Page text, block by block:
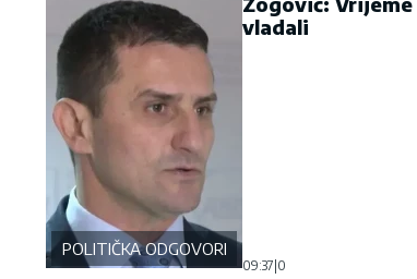
POLITIČKA ODGOVORNOST
vladali
09:37 0